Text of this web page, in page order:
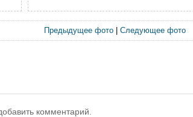
Предыдущее фото| Следующее фото
комментарий.